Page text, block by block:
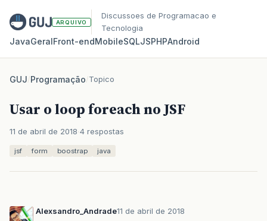
ARQUIVO
Discussoes de Programacao e
Tecnologia
JavaGeralFront‑endMobileSQLJSPHPAndroid
GUJ/Programação/Topico
Usar o loop foreach no JSF
11 de abril de 2018 4 respostas
jsf form boostrap java
Alexsandro_Andrade11 de abril de 2018